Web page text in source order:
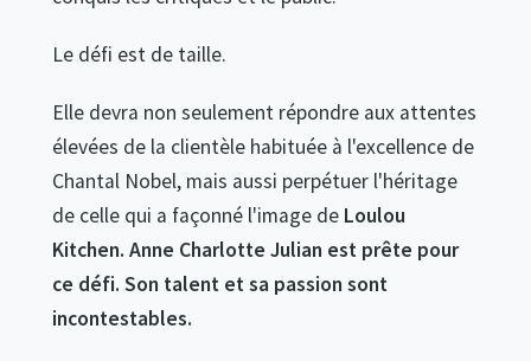
Le défi est de taille.
Elle devra non seulement répondre aux attentes
élevées de la clientèle habituée à l'excellence de
Chantal Nobel, mais aussi perpétuer l'héritage
de celle qui a façonné l'image de Loulou
Kitchen. Anne Charlotte Julian est prête pour
ce défi. Son talent et sa passion sont
incontestables.